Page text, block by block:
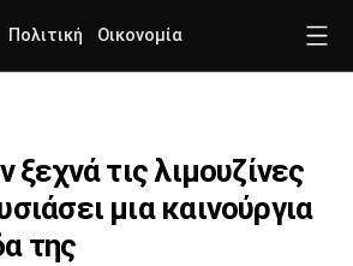
Πολιτική Οικονομία
ξεχνά τις λιμουζίνες
μια καινούργια
της